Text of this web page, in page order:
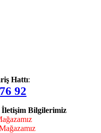
Hattı:
92
İletişim Bilgilerimiz